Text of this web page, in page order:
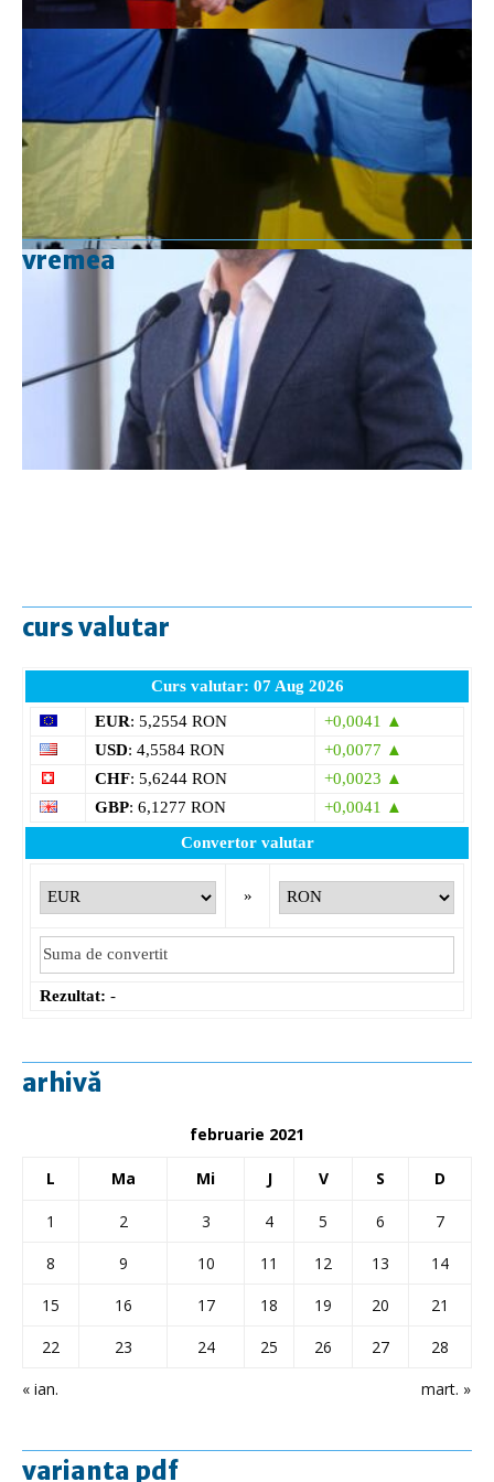
vremea
curs valutar
Curs valutar: 07 Aug 2026
EUR: 5,2554 RON
+0,0041 ▲
USD: 4,5584 RON
+0,0077 ▲
CHF: 5,6244 RON
+0,0023 ▲
GBP: 6,1277 RON
+0,0041 ▲
Convertor valutar
»
Rezultat: -
arhivă
februarie 2021
L Ma Mi J V S D
« ian. mart. »
1 2 3 4 5 6
7
8
9 10 11 12 13
14
15
16 17 18 19 20
21
22
23 24 25 26 27 28
varianta pdf